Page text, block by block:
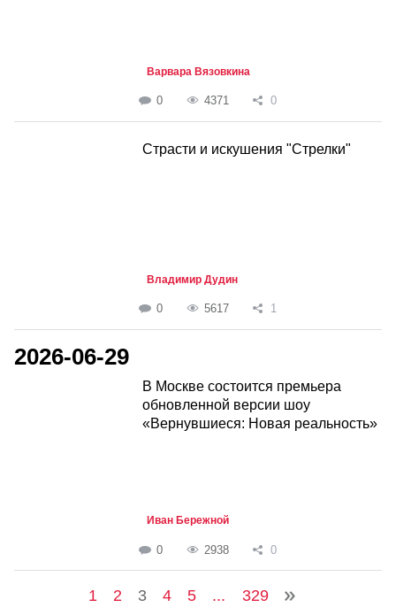
Варвара Вязовкина
0 4371 0
Страсти и искушения "Стрелки"
Владимир Дудин
0 5617 1
2026-06-29
В Москве состоится премьера
обновленной версии шоу
«Вернувшиеся: Новая реальность»
Иван Бережной
0 2938 0
1 2 3 4 5 ... 329